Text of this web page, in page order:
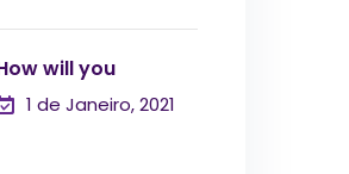
will you
1 de Janeiro, 2021